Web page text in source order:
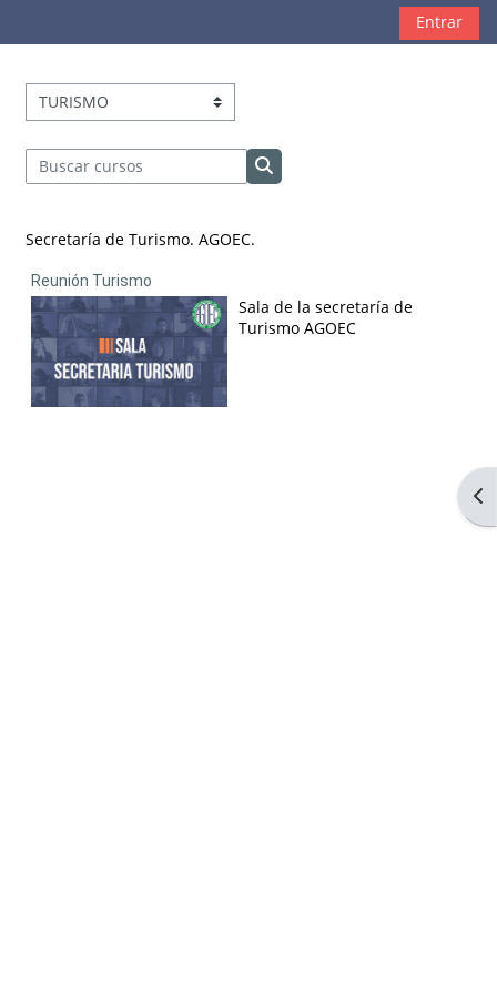
Entrar
Capacitaciones
Buscar cursos
Buscar cursos
Secretaría de Turismo. AGOEC.
Reunión Turismo
Sala de la secretaría de
Turismo AGOEC